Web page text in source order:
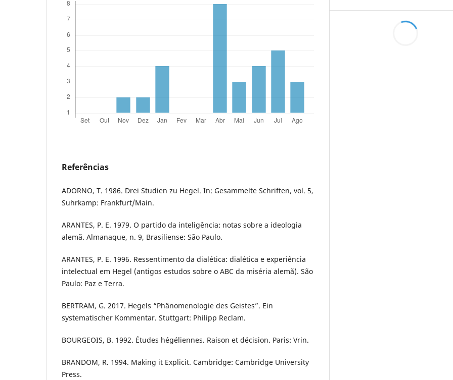
Referências
ADORNO, T. 1986. Drei Studien zu Hegel. In: Gesammelte Schriften, vol. 5,
Suhrkamp: Frankfurt/Main.
ARANTES, P. E. 1979. O partido da inteligência: notas sobre a ideologia
alemã. Almanaque, n. 9, Brasiliense: São Paulo.
ARANTES, P. E. 1996. Ressentimento da dialética: dialética e experiência
intelectual em Hegel (antigos estudos sobre o ABC da miséria alemã). São
Paulo: Paz e Terra.
BERTRAM, G. 2017. Hegels “Phänomenologie des Geistes”. Ein
systematischer Kommentar. Stuttgart: Philipp Reclam.
BOURGEOIS, B. 1992. Études hégéliennes. Raison et décision. Paris: Vrin.
BRANDOM, R. 1994. Making it Explicit. Cambridge: Cambridge University
Press.